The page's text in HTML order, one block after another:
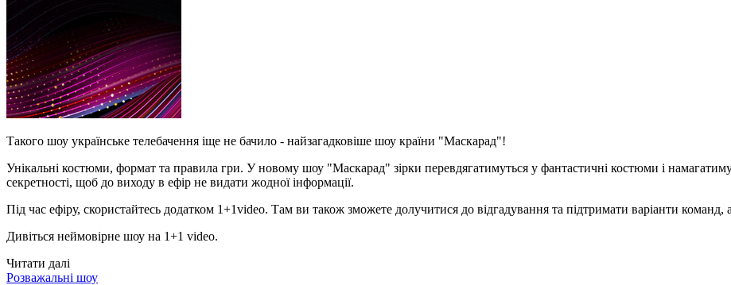
Такого шоу українське телебачення іще не бачило - найзагадковіше шоу країни "Маскарад"!
Унікальні костюми, формат та правила гри. У новому шоу "Маскарад" зірки перевдягатимуться у фантастичні костюми і
секретності, щоб до виходу в ефір не видати жодної інформації.
Під час ефіру, скористайтесь додатком 1+1video. Там ви також зможете долучитися до відгадування та підтримати варіанти команд,
Дивіться неймовірне шоу на 1+1 video.
Читати далі
Розважальні шоу